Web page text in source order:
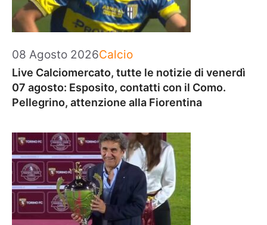
08 Agosto 2026Categorie
Calcio
Live Calciomercato, tutte le notizie di venerdì
07 agosto: Esposito, contatti con il Como.
Pellegrino, attenzione alla Fiorentina